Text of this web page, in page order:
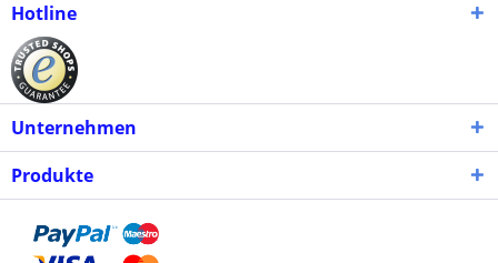
Hotline
Unternehmen
Produkte